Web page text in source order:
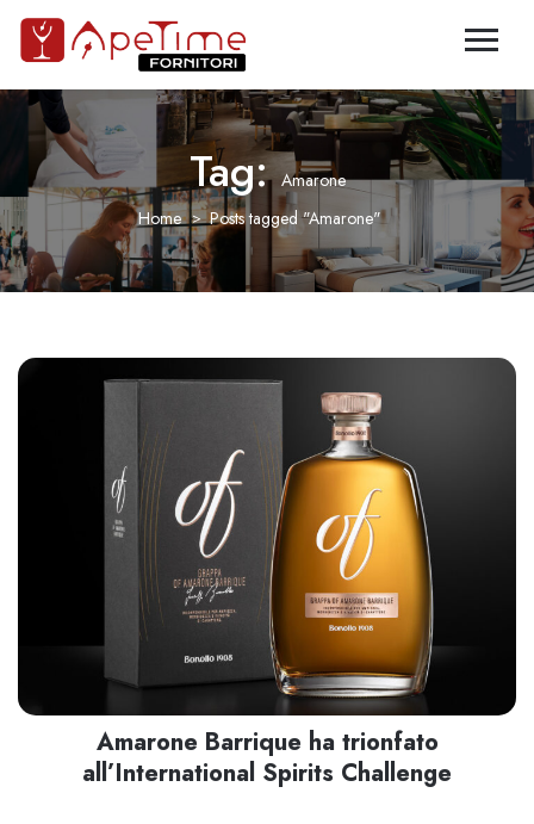
Tag:Amarone
Home
Posts tagged "Amarone"
Amarone Barrique ha trionfato
all’International Spirits Challenge